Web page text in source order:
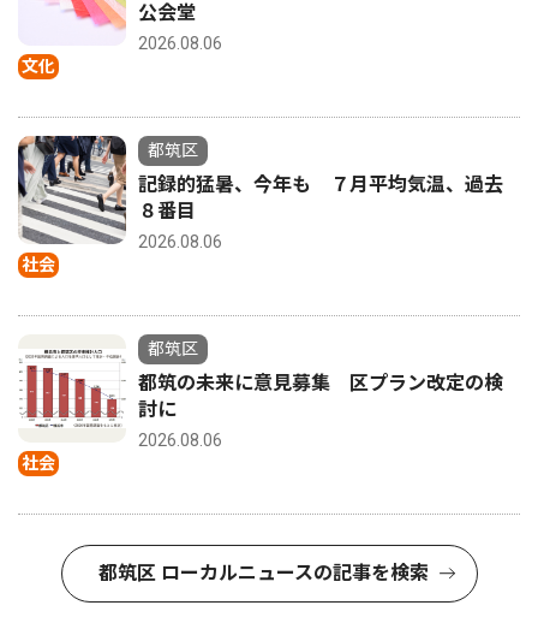
文化
公会堂
2026.08.06
社会
都筑区
記録的猛暑、今年も ７月平均気温、過去
８番目
2026.08.06
社会
都筑区
都筑の未来に意見募集 区プラン改定の検
討に
2026.08.06
都筑区 ローカルニュースの記事を検索